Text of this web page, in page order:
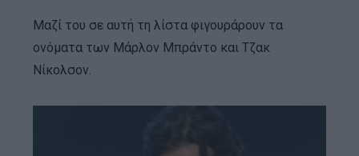
Μαζί του σε αυτή τη λίστα φιγουράρουν τα
ονόματα των Μάρλον Μπράντο και Τζακ
Νίκολσον.